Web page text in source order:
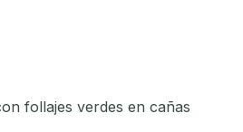
follajes verdes en cañas